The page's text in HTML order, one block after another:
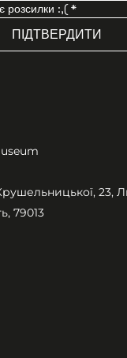
розсилки :,( *
ПІДТВЕРДИТИ
23,
79013